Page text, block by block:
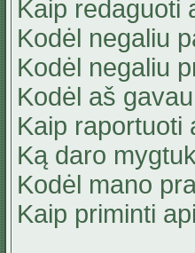
Kaip redaguoti
Kodėl negaliu
Kodėl negaliu
Kodėl aš
Kaip raportuoti
Ką daro
Kodėl mano
Kaip priminti